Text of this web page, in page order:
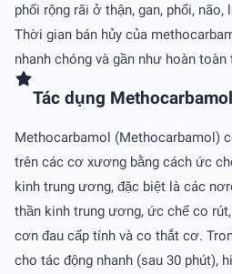
phối rộng rãi ở thận, gan, phổi,
Thời gian bán hủy của
nhanh chóng và gần như hoàn
Tác dụng Methocarbamol
Methocarbamol (Methocarbamol)
trên các cơ xương bằng cách ức
kinh trung ương, đặc biệt là các
thần kinh trung ương, ức chế co
cơn đau cấp tính và co thắt cơ.
cho tác động nhanh (sau 30 phút),